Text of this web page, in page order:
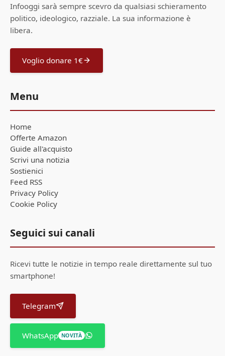
Infooggi sarà sempre scevro da qualsiasi schieramento
politico, ideologico, razziale. La sua informazione è
libera.
Voglio donare 1€
Menu
Home
Offerte Amazon
Guide all'acquisto
Scrivi una notizia
Sostienici
Feed RSS
Privacy Policy
Cookie Policy
Seguici sui canali
Ricevi tutte le notizie in tempo reale direttamente sul tuo
smartphone!
Telegram
WhatsApp NOVITÀ